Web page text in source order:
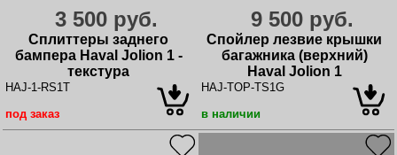
3 500 руб.
Сплиттеры заднего
бампера Haval Jolion 1 -
текстура
HAJ-1-RS1T
под заказ
9 500 руб.
Спойлер лезвие крышки
багажника (верхний)
Haval Jolion 1
HAJ-TOP-TS1G
в наличии